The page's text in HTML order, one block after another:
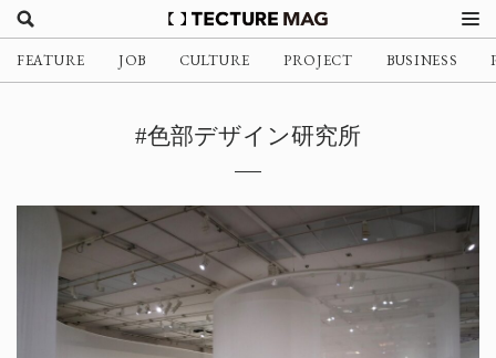
FEATURE JOB CULTURE PROJECT BUSINESS
#色部デザイン研究所